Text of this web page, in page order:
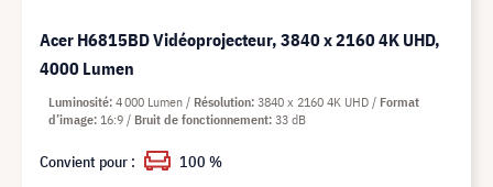
Acer H6815BD Vidéoprojecteur, 3840 x 2160 4K UHD,
4000 Lumen
Luminosité 4 000 Lumen Résolution 3840 x 2160 4K UHD
Format
d’image 16:9 Bruit de fonctionnement 33 dB
Convient pour : 100 %